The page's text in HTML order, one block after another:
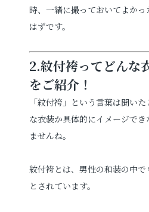
時、一緒に撮っておいてよか
はずです。
2.紋付袴ってどんな
をご紹介！
「紋付袴」という言葉は聞い
な衣装か具体的にイメージで
ませんね。
紋付袴とは、男性の和装の中
とされています。